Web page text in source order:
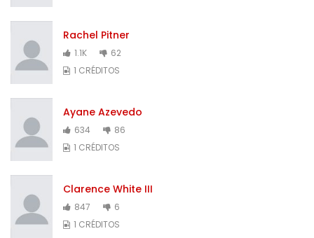
Rachel Pitner
1.1K
62
1 CRÉDITOS
Ayane Azevedo
634
86
1 CRÉDITOS
Clarence White III
847
6
1 CRÉDITOS